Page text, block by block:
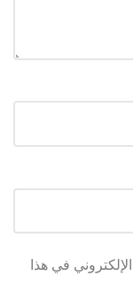
في هذا